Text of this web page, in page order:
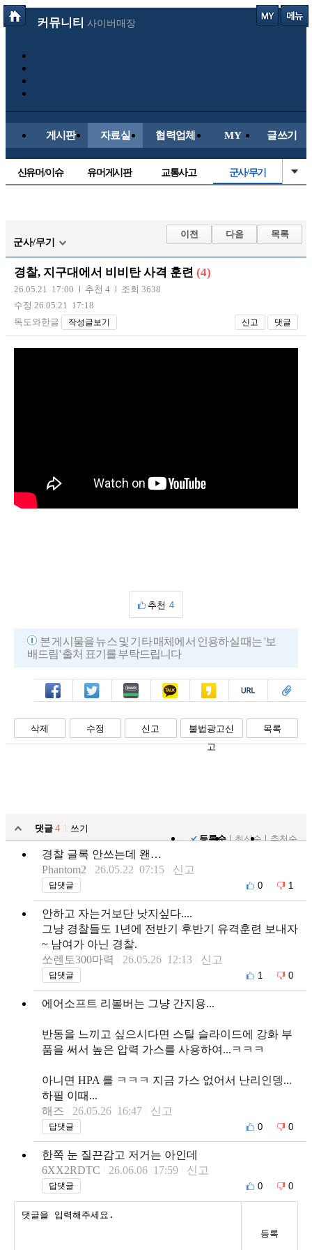
커뮤니티 사이버매장
게시판 자료실 협력업체 MY 글쓰기
신유머/이슈 유머게시판 교통사고 군사/무기
레이싱모델 자유사진
트럭/버스
장착시공사진
군사/무기
이전 다음 목록
경찰, 지구대에서 비비탄 사격 훈련 (4)
26.05.21 17:00 추천 4
조회 3638
수정 26.05.21 17:18
독도와한글
작성글보기 신고 댓글
추천 4
본 게시물을 뉴스 및 기타 매체에서 인용하실 때는 '보
배드림' 출처 표기를 부탁드립니다
페북 트윗 밴드 카톡 카스 복사 스크랩
삭제 수정 신고
불법광고신
고
목록
댓글 4
쓰기
등록순
최신순 추천순
경찰 글록 안쓰는데 왠…
Phantom2
26.05.22 07:15 신고
답댓글 0 1
안하고 자는거보단 낫지싶다....
그냥 경찰들도 1년에 전반기 후반기 유격훈련 보내자
~ 남여가 아닌 경찰.
쏘렌토300마력
26.05.26 12:13 신고
답댓글 1 0
에어소프트 리볼버는 그냥 간지용...
반동을 느끼고 싶으시다면 스틸 슬라이드에 강화 부
품을 써서 높은 압력 가스를 사용하여...ㅋㅋㅋ
아니면 HPA 를 ㅋㅋㅋ 지금 가스 없어서 난리인뎅...
하필 이때...
해즈
26.05.26 16:47 신고
답댓글 0 0
한쪽 눈 질끈감고 저거는 아인데
6XX2RDTC
26.06.06 17:59 신고
답댓글 0 0
등록